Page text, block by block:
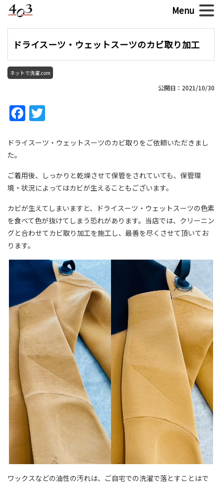
ドライスーツ・ウェットスーツのカビ取り加工
ネットで洗濯.com
公開日：2021/10/30
Facebook
ドライスーツ・ウェットスーツのカビ取りをご依頼いただきまし
た。
ご着用後、しっかりと乾燥させて保管をされていても、保管環
境・状況によってはカビが生えることもございます。
カビが生えてしまいますと、ドライスーツ・ウェットスーツの色素
を食べて色が抜けてしまう恐れがあります。当店では、クリーニン
グと合わせてカビ取り加工を施工し、最善を尽くさせて頂いてお
ります。
ワックスなどの油性の汚れは、ご自宅での洗濯で落とすことはで